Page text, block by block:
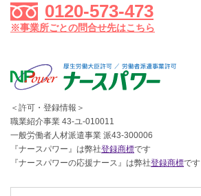
0120-573-473
※事業所ごとの問合せ先はこちら
＜許可・登録情報＞
職業紹介事業 43-ユ-010011
一般労働者人材派遣事業 派43-300006
『ナースパワー』は弊社登録商標です
『ナースパワーの応援ナース』は弊社登録商標です